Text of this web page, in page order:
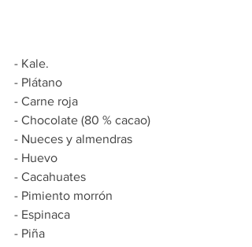
- Kale.
- Plátano
- Carne roja
- Chocolate (80 % cacao)
- Nueces y almendras
- Huevo
- Cacahuates
- Pimiento morrón
- Espinaca
- Piña